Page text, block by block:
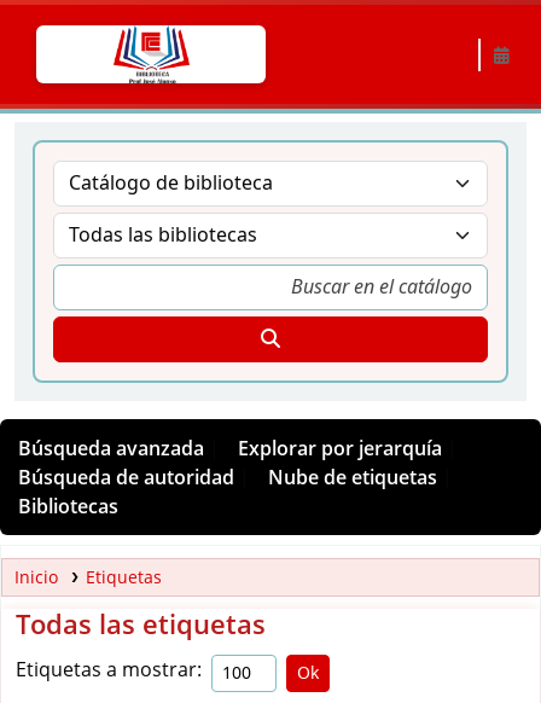
Búsqueda avanzada
Explorar por jerarquía
Búsqueda de autoridad
Nube de etiquetas
Bibliotecas
Inicio Etiquetas
Todas las etiquetas
Etiquetas a mostrar: